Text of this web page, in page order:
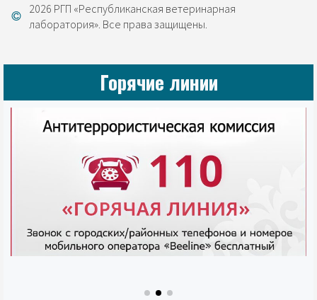
2026 РГП «Республиканская ветеринарная
лаборатория». Все права защищены.
Горячие линии